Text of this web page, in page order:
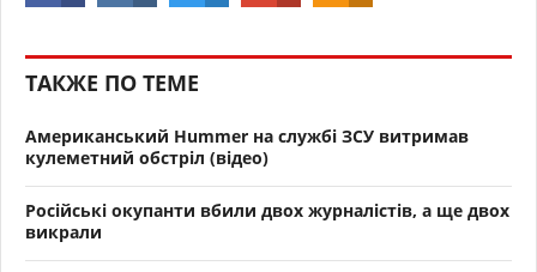
ТАКЖЕ ПО ТЕМЕ
Американський Hummer на службі ЗСУ витримав
кулеметний обстріл (відео)
Російські окупанти вбили двох журналістів, а ще двох
викрали